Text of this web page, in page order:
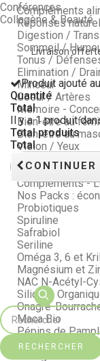
Conférences
Collagène & Beauté
Livraison
Produit ajouté
Quantité
Total
Il y a 1 produit
Total produits
Total
RECHERCHER
Compléments
Réponses
Digestion /
Sommeil /
Tonus /
Elimination /
Minceur
Coeur / Artères
Mémoire -
Bien-être au
Bien-être au
Vision / Yeux
Peau, Ongles et
Articulations
Compléments -
Nos Packs :
Probiotiques
Spiruline
Safrabiol
Seriline
Oméga 3, 6 et
Magnésium et
NAC N-Acétyl-
Silicium
Onagre-
Maca Bio
Pépins de
Curcuma Bio